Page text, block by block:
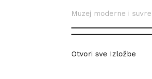
Muzej moderne i
Otvori sve Izložbe